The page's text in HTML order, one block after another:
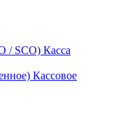
Касса
Кассовое